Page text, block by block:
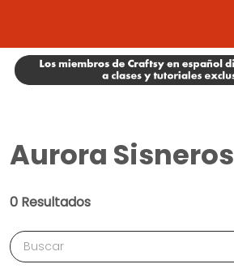
Aurora Sisneros
0 Resultados
Buscar